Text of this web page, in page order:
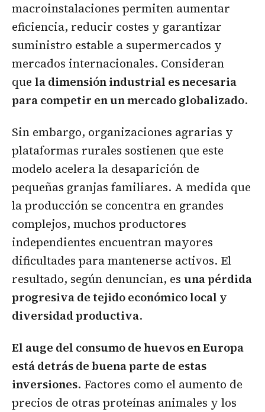
macroinstalaciones permiten aumentar
eficiencia, reducir costes y garantizar
suministro estable a supermercados y
mercados internacionales. Consideran
que la dimensión industrial es necesaria
para competir en un mercado globalizado.
Sin embargo, organizaciones agrarias y
plataformas rurales sostienen que este
modelo acelera la desaparición de
pequeñas granjas familiares. A medida que
la producción se concentra en grandes
complejos, muchos productores
independientes encuentran mayores
dificultades para mantenerse activos. El
resultado, según denuncian, es una pérdida
progresiva de tejido económico local y
diversidad productiva.
El auge del consumo de huevos en Europa
está detrás de buena parte de estas
inversiones. Factores como el aumento de
precios de otras proteínas animales y los